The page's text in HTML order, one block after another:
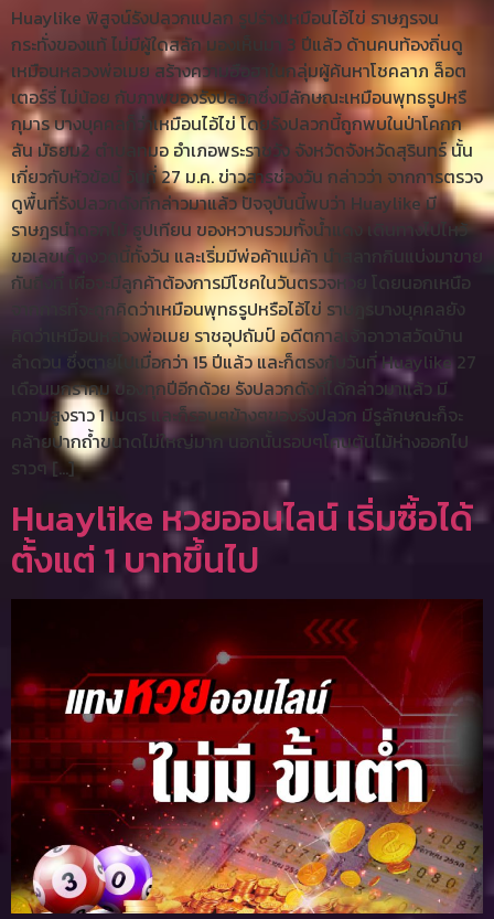
Huaylike พิสูจน์รังปลวกแปลก รูปร่างเหมือนไอ้ไข่ ราษฎรจน
กระทั่งของแท้ ไม่มีผู้ใดสลัก มองเห็นมา 3 ปีแล้ว ด้านคนท้องถิ่นดู
เหมือนหลวงพ่อเมย สร้างความฮือฮาในกลุ่มผู้ค้นหาโชคลาภ ล็อต
เตอร์รี่ ไม่น้อย กับภาพของรังปลวกซึ่งมีลักษณะเหมือนพุทธรูปหรื
กุมาร บางบุคคลก็ว่าเหมือนไอ้ไข่ โดยรังปลวกนี้ถูกพบในป่าโคกก
ลัน มัธยม2 ตำบลทมอ อำเภอพระราชวัง จังหวัดจังหวัดสุรินทร์ นั้น
เกี่ยวกับหัวข้อนี้ วันที่ 27 ม.ค. ข่าวสารช่องวัน กล่าวว่า จากการตรวจ
ดูพื้นที่รังปลวกดังที่กล่าวมาแล้ว ปัจจุบันนี้พบว่า Huaylike มี
ราษฎรนำดอกไม้ ธูปเทียน ของหวานรวมทั้งน้ำแดง เดินทางไปไหว้
ขอเลขเด็ดงวดนี้ทั้งวัน และเริ่มมีพ่อค้าแม่ค้า นำสลากกินแบ่งมาขาย
กันถึงที่ เผื่อจะมีลูกค้าต้องการมีโชคในวันตรวจหวย โดยนอกเหนือ
จากการที่จะถูกคิดว่าเหมือนพุทธรูปหรือไอ้ไข่ ราษฎรบางบุคคลยัง
คิดว่าเหมือนหลวงพ่อเมย ราชอุปถัมป์ อดีตกาลเจ้าอาวาสวัดบ้าน
ลำดวน ซึ่งตายไปเมื่อกว่า 15 ปีแล้ว และก็ตรงกับวันที่ Huaylike 27
เดือนมกราคม ของทุกปีอีกด้วย รังปลวกดังที่ได้กล่าวมาแล้ว มี
ความสูงราว 1 เมตร และก็รอบๆข้างๆของรังปลวก มีรูลักษณะก็จะ
คล้ายปากถ้ำขนาดไม่ใหญ่มาก นอกนั้นรอบๆโคนต้นไม้ห่างออกไป
ราวๆ […]
Huaylike หวยออนไลน์ เริ่มซื้อได้
ตั้งแต่ 1 บาทขึ้นไป